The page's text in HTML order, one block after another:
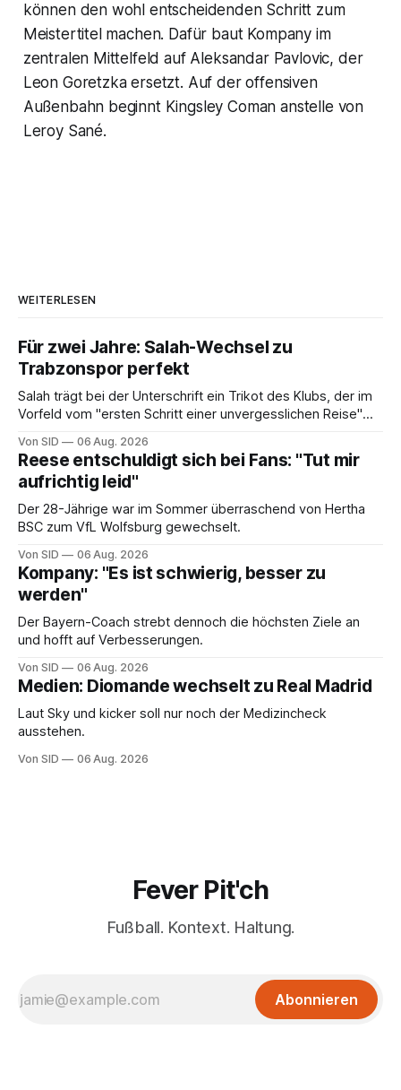
können den wohl entscheidenden Schritt zum
Meistertitel machen. Dafür baut Kompany im
zentralen Mittelfeld auf Aleksandar Pavlovic, der
Leon Goretzka ersetzt. Auf der offensiven
Außenbahn beginnt Kingsley Coman anstelle von
Leroy Sané.
WEITERLESEN
Für zwei Jahre: Salah-Wechsel zu
Trabzonspor perfekt
Salah trägt bei der Unterschrift ein Trikot des Klubs, der im
Vorfeld vom "ersten Schritt einer unvergesslichen Reise"
Von SID 06 Aug. 2026
Reese entschuldigt sich bei Fans: "Tut mir
aufrichtig leid"
Der 28-Jährige war im Sommer überraschend von Hertha
BSC zum VfL Wolfsburg gewechselt.
Von SID 06 Aug. 2026
Kompany: "Es ist schwierig, besser zu
werden"
Der Bayern-Coach strebt dennoch die höchsten Ziele an
und hofft auf Verbesserungen.
Von SID 06 Aug. 2026
Medien: Diomande wechselt zu Real Madrid
Laut Sky und kicker soll nur noch der Medizincheck
ausstehen.
Von SID 06 Aug. 2026
Fever Pit'ch
Fußball. Kontext. Haltung.
Abonnieren